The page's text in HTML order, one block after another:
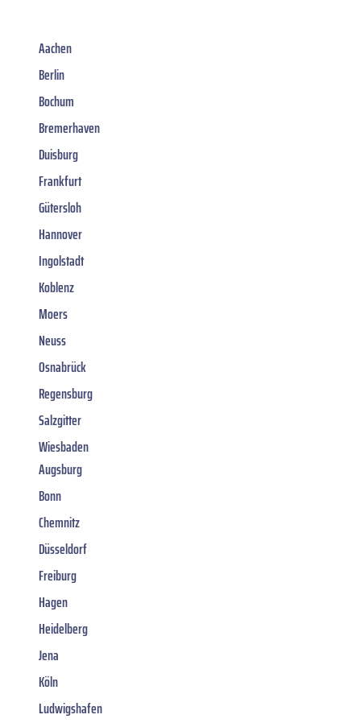
Aachen
Berlin
Bochum
Bremerhaven
Duisburg
Frankfurt
Gütersloh
Hannover
Ingolstadt
Koblenz
Moers
Neuss
Osnabrück
Regensburg
Salzgitter
Wiesbaden
Augsburg
Bonn
Chemnitz
Düsseldorf
Freiburg
Hagen
Heidelberg
Jena
Köln
Ludwigshafen